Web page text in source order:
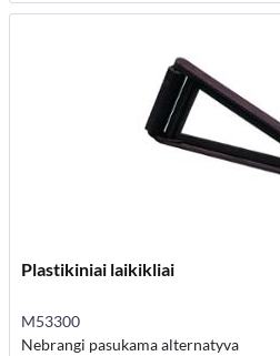
Plastikiniai laikikliai
M53300
Nebrangi pasukama alternatyva